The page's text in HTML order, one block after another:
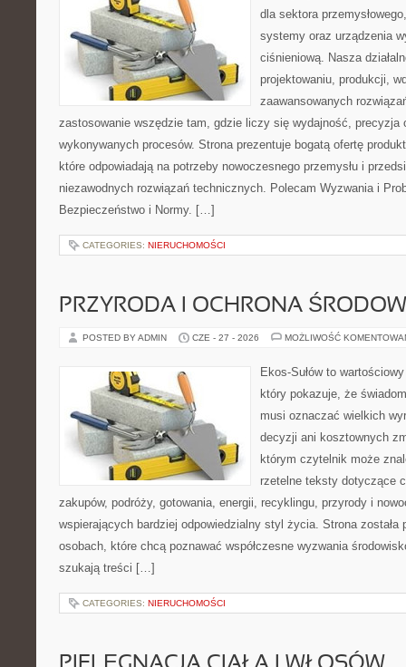
dla sektora
systemy oraz urządzenia
ciśnieniową. Nasza
projektowaniu, produkcji,
zaawansowanych
zastosowanie wszędzie tam, gdzie liczy się wydajność, precyzja
wykonywanych procesów. Strona prezentuje bogatą ofertę
które odpowiadają na potrzeby nowoczesnego przemysłu i
niezawodnych rozwiązań technicznych. Polecam Wyzwania i
Bezpieczeństwo i Normy. […]
CATEGORIES: NIERUCHOMOŚCI
PRZYRODA I OCHRONA
POSTED BY ADMIN CZE - 27 - 2026 MOŻLIWOŚĆ
Ekos-Sułów to
który pokazuje, że
musi oznaczać wielkich
decyzji ani kosztownych
którym czytelnik może
rzetelne teksty dotyczące
zakupów, podróży, gotowania, energii, recyklingu, przyrody i
wspierających bardziej odpowiedzialny styl życia. Strona została
osobach, które chcą poznawać współczesne wyzwania
szukają treści […]
CATEGORIES: NIERUCHOMOŚCI